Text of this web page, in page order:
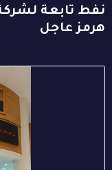
نفط تابعة
هرمز عاجل